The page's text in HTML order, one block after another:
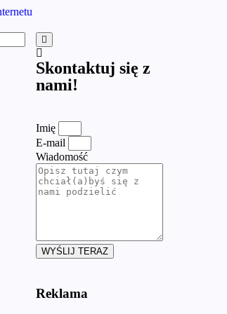
Skontaktuj się z
nami!
Imię
E-mail
Wiadomość
WYŚLIJ TERAZ
Reklama